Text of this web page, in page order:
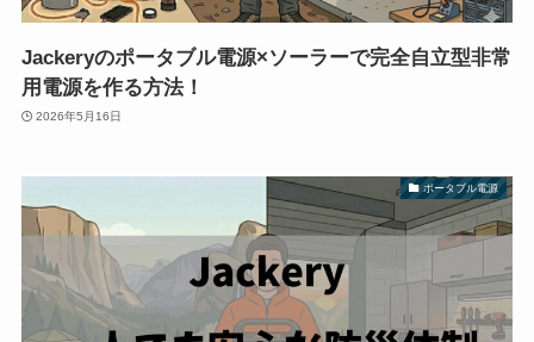
Jackeryのポータブル電源×ソーラーで完全自立型非常
用電源を作る方法！
2026年5月16日
ポータブル電源